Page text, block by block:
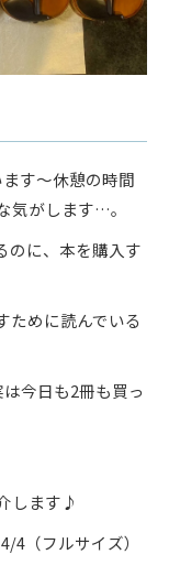
す～休憩の時間
気がします…。
のに、本を購入す
ために読んでいる
は今日も2冊も買っ
します♪
（フルサイズ）